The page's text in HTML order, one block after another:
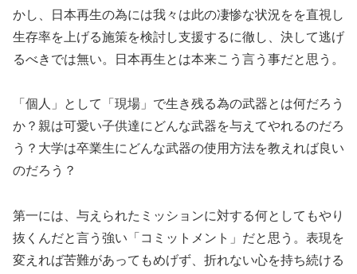
かし、日本再生の為には我々は此の凄惨な状況をを直視し
生存率を上げる施策を検討し支援するに徹し、決して逃げ
るべきでは無い。日本再生とは本来こう言う事だと思う。
「個人」として「現場」で生き残る為の武器とは何だろう
か？親は可愛い子供達にどんな武器を与えてやれるのだろ
う？大学は卒業生にどんな武器の使用方法を教えれば良い
のだろう？
第一には、与えられたミッションに対する何としてもやり
抜くんだと言う強い「コミットメント」だと思う。表現を
変えれば苦難があってもめげず、折れない心を持ち続ける